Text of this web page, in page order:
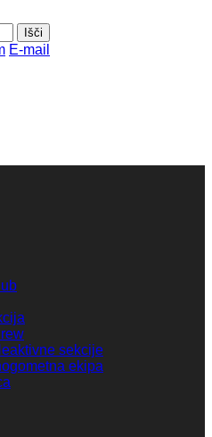
E-mail
sekcije
ekipa